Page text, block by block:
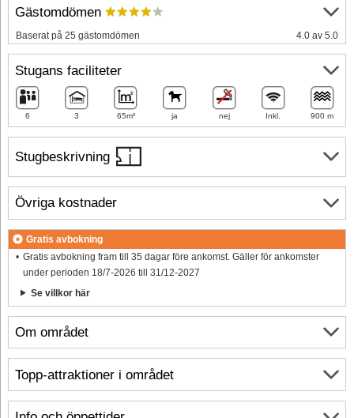
Stugbeskrivning
Om området
Gästomdömen
Baserat på 25 gästomdömen 4.0 av 5.0
Stugans faciliteter
6 3 65m² ja nej Inkl. 900 m
Övriga kostnader
Gratis avbokning
Gratis avbokning fram till 35 dagar före ankomst. Gäller för ankomster
under perioden 18/7-2026 till 31/12-2027
Se villkor här
Topp-attraktioner i området